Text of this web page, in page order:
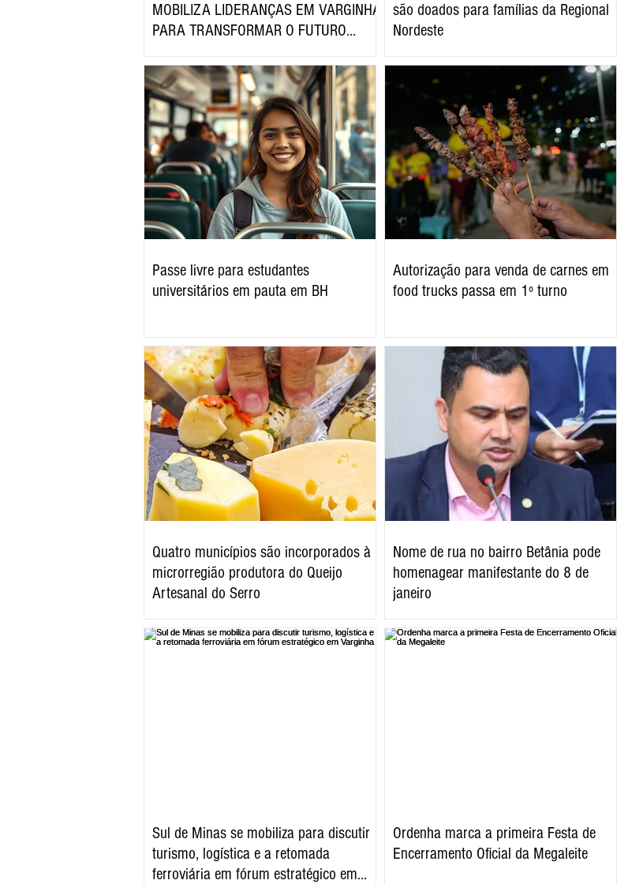
MOBILIZA LIDERANÇAS EM VARGINHA
PARA TRANSFORMAR O FUTURO
são doados para famílias da Regional
Nordeste
Passe livre para estudantes
universitários em pauta em BH
Autorização para venda de carnes em
food trucks passa em 1º turno
Quatro municípios são incorporados à
microrregião produtora do Queijo
Artesanal do Serro
Nome de rua no bairro Betânia pode
homenagear manifestante do 8 de
janeiro
Sul de Minas se mobiliza para discutir
turismo, logística e a retomada
ferroviária em fórum estratégico em
Ordenha marca a primeira Festa de
Encerramento Oficial da Megaleite